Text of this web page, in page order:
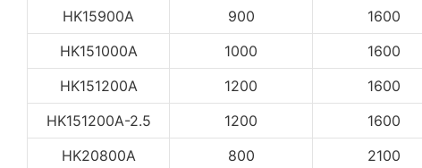
HK15900A
900 1600
HK151000A
1000 1600
HK151200A
1200 1600
HK151200A-2.5
1200 1600
HK20800A
800 2100